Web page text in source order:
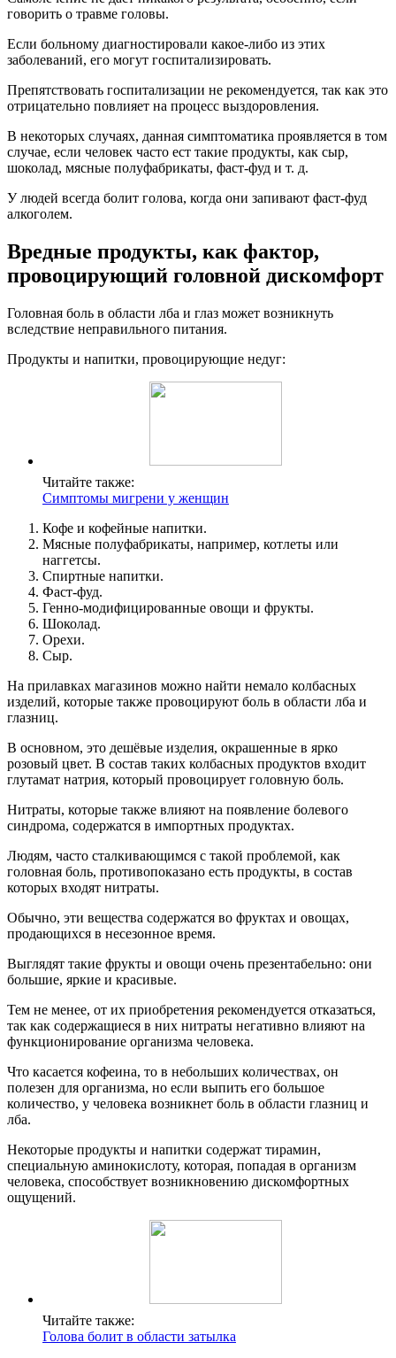
говорить о травме головы.
Если больному диагностировали какое-либо из этих
заболеваний, его могут госпитализировать.
Препятствовать госпитализации не рекомендуется, так как это
отрицательно повлияет на процесс выздоровления.
В некоторых случаях, данная симптоматика проявляется в том
случае, если человек часто ест такие продукты, как сыр,
шоколад, мясные полуфабрикаты, фаст-фуд и т. д.
У людей всегда болит голова, когда они запивают фаст-фуд
алкоголем.
Вредные продукты, как фактор,
провоцирующий головной дискомфорт
Головная боль в области лба и глаз может возникнуть
вследствие неправильного питания.
Продукты и напитки, провоцирующие недуг:
Читайте также:
Симптомы мигрени у женщин
Кофе и кофейные напитки.
Мясные полуфабрикаты, например, котлеты или
наггетсы.
Спиртные напитки.
Фаст-фуд.
Генно-модифицированные овощи и фрукты.
Шоколад.
Орехи.
Сыр.
На прилавках магазинов можно найти немало колбасных
изделий, которые также провоцируют боль в области лба и
глазниц.
В основном, это дешёвые изделия, окрашенные в ярко
розовый цвет. В состав таких колбасных продуктов входит
глутамат натрия, который провоцирует головную боль.
Нитраты, которые также влияют на появление болевого
синдрома, содержатся в импортных продуктах.
Людям, часто сталкивающимся с такой проблемой, как
головная боль, противопоказано есть продукты, в состав
которых входят нитраты.
Обычно, эти вещества содержатся во фруктах и овощах,
продающихся в несезонное время.
Выглядят такие фрукты и овощи очень презентабельно: они
большие, яркие и красивые.
Тем не менее, от их приобретения рекомендуется отказаться,
так как содержащиеся в них нитраты негативно влияют на
функционирование организма человека.
Что касается кофеина, то в небольших количествах, он
полезен для организма, но если выпить его большое
количество, у человека возникнет боль в области глазниц и
лба.
Некоторые продукты и напитки содержат тирамин,
специальную аминокислоту, которая, попадая в организм
человека, способствует возникновению дискомфортных
ощущений.
Читайте также:
Голова болит в области затылка